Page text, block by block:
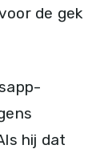
de gek
hij dat